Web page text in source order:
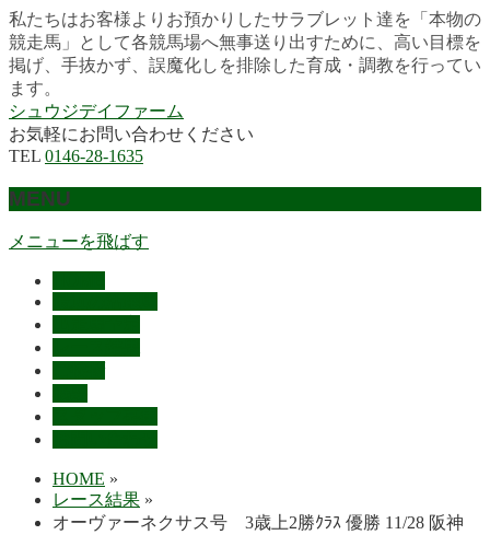
私たちはお客様よりお預かりしたサラブレット達を「本物の
競走馬」として各競馬場へ無事送り出すために、高い目標を
掲げ、手抜かず、誤魔化しを排除した育成・調教を行ってい
ます。
シュウジデイファーム
お気軽にお問い合わせください
TEL 0146-28-1635
MENU
メニューを飛ばす
HOME »
レース結果 »
オーヴァーネクサス号 3歳上2勝ｸﾗｽ 優勝 11/28 阪神